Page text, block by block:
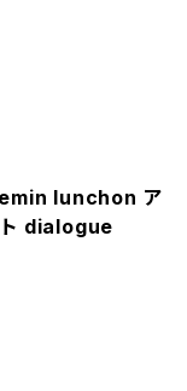
lunchon ア
ト dialogue